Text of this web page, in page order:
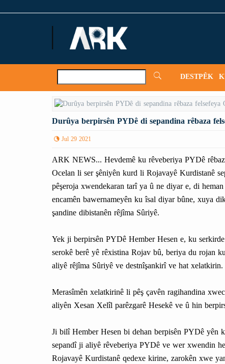
DESTPÊK
Durûya berpirsên PYDê di sepandina rêbaza
Jul 29 2021
ARK NEWS... Hevdemê ku rêveberiya PYDê
Ocelan li ser şêniyên kurd li Rojavayê Kurdistanê
pêşeroja xwendekaran tarî ya û ne diyar e, di
encamên bawernameyên ku îsal diyar bûne, xuya
şandine dibistanên rêjîma Sûriyê.
Yek ji berpirsên PYDê Hember Hesen e, ku
serokê berê yê rêxistina Rojav bû, beriya du rojan
aliyê rêjîma Sûriyê ve destnîşankirî ve hat xelatkirin.
Merasîmên xelatkirinê li pêş çavên ragihandina
aliyên Xesan Xelîl parêzgarê Hesekê ve û hin
Ji bilî Hember Hesen bi dehan berpisên PYDê
sepandî ji aliyê rêveberiya PYDê ve wer xwendin
Rojavayê Kurdistanê qedexe kirine, zarokên xwe